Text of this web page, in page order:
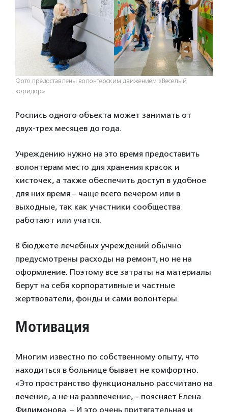
Фото предоставлены волонтерским движением «Веселый
коридор»
Роспись одного объекта может занимать от
двух-трех месяцев до года.
Учреждению нужно на это время предоставить
волонтерам место для хранения красок и
кисточек, а также обеспечить доступ в удобное
для них время – чаще всего вечером или в
выходные, так как участники сообщества
работают или учатся.
В бюджете лечебных учреждений обычно
предусмотрены расходы на ремонт, но не на
оформление. Поэтому все затраты на материалы
берут на себя корпоративные и частные
жертвователи, фонды и сами волонтеры.
Мотивация
Многим известно по собственному опыту, что
находиться в больнице бывает не комфортно.
«Это пространство функционально рассчитано на
лечение, а не на развлечение, – поясняет Елена
Филимонова. – И это очень притягательная и